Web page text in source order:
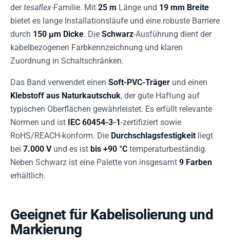
dertesaflex-Familie. Mit 25 m Länge und 19 mm Breite
bietet es lange Installationsläufe und eine robuste Barriere
durch 150 µm Dicke. Die Schwarz-Ausführung dient der
kabelbezogenen Farbkennzeichnung und klaren
Zuordnung in Schaltschränken.
Das Band verwendet einen Soft-PVC-Träger und einen
Klebstoff aus Naturkautschuk, der gute Haftung auf
typischen Oberflächen gewährleistet. Es erfüllt relevante
Normen und ist IEC 60454-3-1-zertifiziert sowie
RoHS/REACH-konform. Die Durchschlagsfestigkeit liegt
bei 7.000 Vund es ist bis +90 °C temperaturbeständig.
Neben Schwarz ist eine Palette von insgesamt 9 Farben
erhältlich.
Geeignet für Kabelisolierung und
Markierung